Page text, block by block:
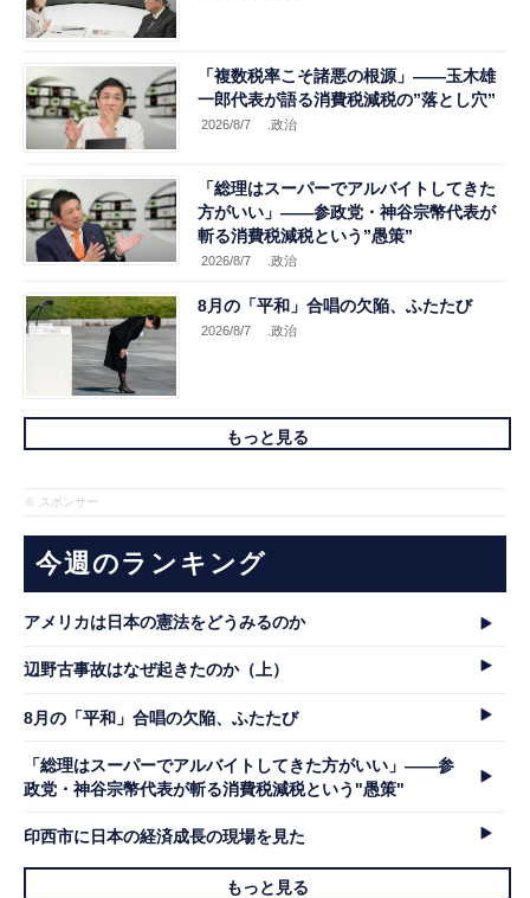
「複数税率こそ諸悪の根源」――玉木雄
一郎代表が語る消費税減税の”落とし穴”
2026/8/7 .政治
「総理はスーパーでアルバイトしてきた
方がいい」――参政党・神谷宗幣代表が
斬る消費税減税という”愚策”
2026/8/7 .政治
8月の「平和」合唱の欠陥、ふたたび
2026/8/7 .政治
もっと見る
※ スポンサー
今週のランキング
アメリカは日本の憲法をどうみるのか
辺野古事故はなぜ起きたのか（上）
8月の「平和」合唱の欠陥、ふたたび
「総理はスーパーでアルバイトしてきた方がいい」――参
政党・神谷宗幣代表が斬る消費税減税という"愚策"
印西市に日本の経済成長の現場を見た
もっと見る